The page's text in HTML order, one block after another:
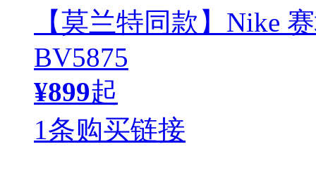
【莫兰特同款】Nike
BV5875
¥899起
1条购买链接